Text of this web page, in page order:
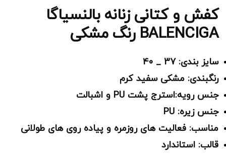
کفش و کتانی زنانه بالنسیاگا
BALENCIGA رنگ مشکی
سایز بندی: 37 _ 40
رنگبندی: مشکی سفید کرم
جنس رویه:استرج پشت PU و اشبالت
جنس زیره: PU
مناسب: فعالیت های روزمره و پیاده روی های طولانی
قالب: استاندارد